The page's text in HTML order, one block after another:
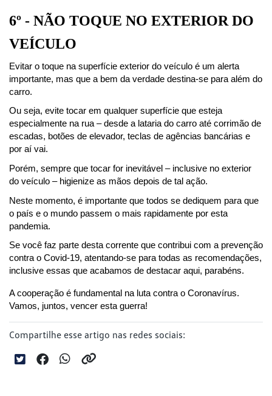
6º - NÃO TOQUE NO EXTERIOR DO
VEÍCULO
Evitar o toque na superfície exterior do veículo é um alerta
importante, mas que a bem da verdade destina-se para além do
carro.
Ou seja, evite tocar em qualquer superfície que esteja
especialmente na rua – desde a lataria do carro até corrimão de
escadas, botões de elevador, teclas de agências bancárias e
por aí vai.
Porém, sempre que tocar for inevitável – inclusive no exterior
do veículo – higienize as mãos depois de tal ação.
Neste momento, é importante que todos se dediquem para que
o país e o mundo passem o mais rapidamente por esta
pandemia.
Se você faz parte desta corrente que contribui com a prevenção
contra o Covid-19, atentando-se para todas as recomendações,
inclusive essas que acabamos de destacar aqui, parabéns.
A cooperação é fundamental na luta contra o Coronavírus.
Vamos, juntos, vencer esta guerra!
Compartilhe esse artigo nas redes sociais: